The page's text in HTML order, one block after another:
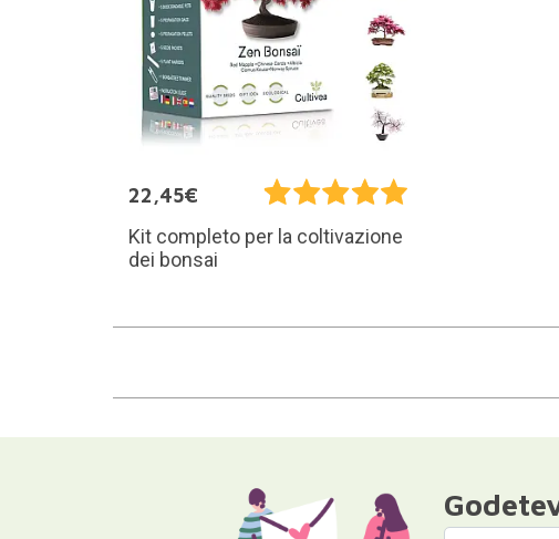
22,45€
Kit completo per la coltivazione
dei bonsai